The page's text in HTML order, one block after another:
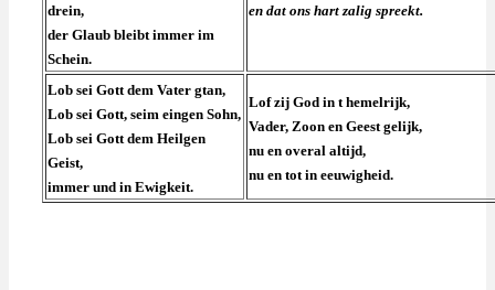
drein,
der Glaub bleibt immer im
Schein.
en dat ons hart zalig spreekt.
Lob sei Gott dem Vater gtan,
Lob sei Gott, seim eingen Sohn,
Lob sei Gott dem Heilgen
Geist,
immer und in Ewigkeit.
Lof zij God in t hemelrijk,
Vader, Zoon en Geest gelijk,
nu en overal altijd,
nu en tot in eeuwigheid.